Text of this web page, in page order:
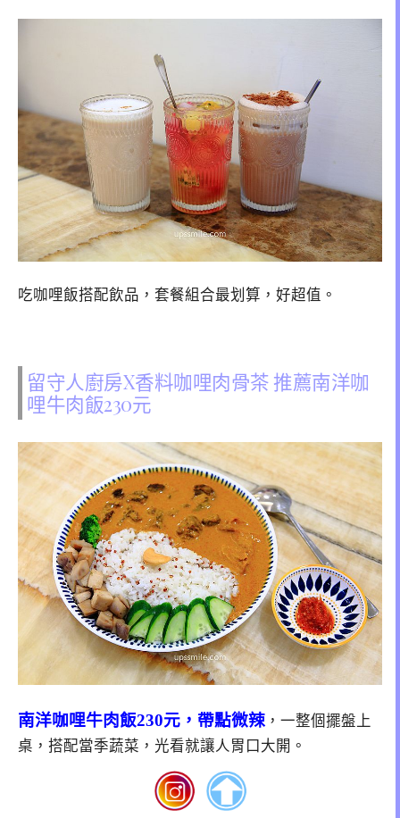
吃咖哩飯搭配飲品，套餐組合最划算，好超值。
留守人廚房X香料咖哩肉骨茶 推薦南洋咖
哩牛肉飯230元
南洋咖哩牛肉飯230元，帶點微辣 ，一整個擺盤上
桌，搭配當季蔬菜，光看就讓人胃口大開。